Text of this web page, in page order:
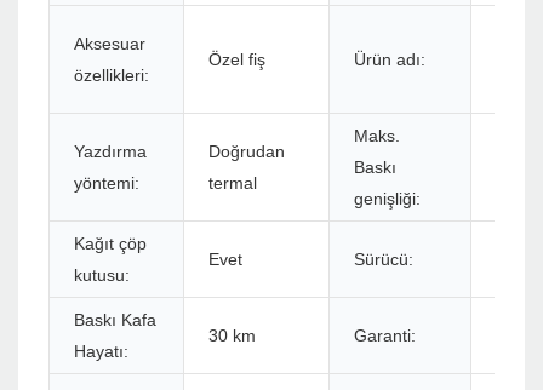
Aksesuar
özellikleri:
Özel fiş Ürün adı:
Yazdırma
yöntemi:
Doğrudan
termal
Maks.
Baskı
genişliği:
Kağıt çöp
kutusu:
Evet Sürücü:
Baskı Kafa
Hayatı:
30 km Garanti: